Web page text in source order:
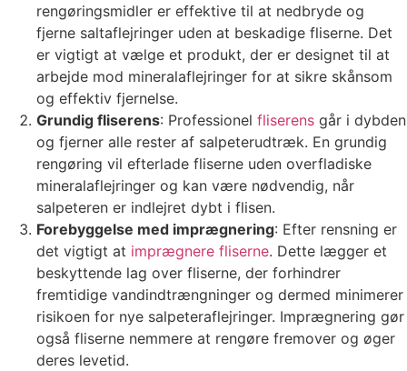
rengøringsmidler er effektive til at nedbryde og
fjerne saltaflejringer uden at beskadige fliserne. Det
er vigtigt at vælge et produkt, der er designet til at
arbejde mod mineralaflejringer for at sikre skånsom
og effektiv fjernelse.
Grundig fliserens: Professionel fliserens går i dybden
og fjerner alle rester af salpeterudtræk. En grundig
rengøring vil efterlade fliserne uden overfladiske
mineralaflejringer og kan være nødvendig, når
salpeteren er indlejret dybt i flisen.
Forebyggelse med imprægnering: Efter rensning er
det vigtigt at imprægnere fliserne. Dette lægger et
beskyttende lag over fliserne, der forhindrer
fremtidige vandindtrængninger og dermed minimerer
risikoen for nye salpeteraflejringer. Imprægnering gør
også fliserne nemmere at rengøre fremover og øger
deres levetid.